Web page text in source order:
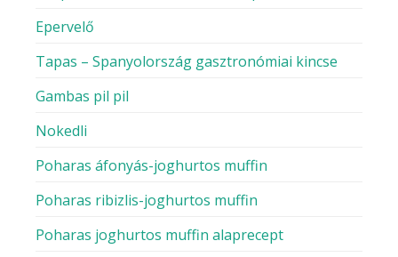
Epervelő
Tapas – Spanyolország gasztronómiai kincse
Gambas pil pil
Nokedli
Poharas áfonyás-joghurtos muffin
Poharas ribizlis-joghurtos muffin
Poharas joghurtos muffin alaprecept